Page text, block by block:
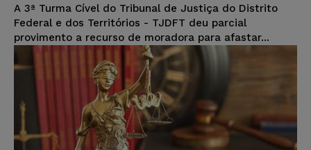
A 3ª Turma Cível do Tribunal de Justiça do Distrito
Federal e dos Territórios - TJDFT deu parcial
provimento a recurso de moradora para afastar...